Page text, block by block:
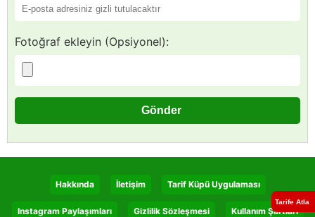
Fotoğraf ekleyin (Opsiyonel):
Tarife Atla
Hakkında İletişim Tarif Küpü Uygulaması
Instagram Paylaşımları Gizlilik Sözleşmesi Kullanım Şartları